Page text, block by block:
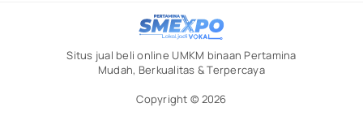
Situs jual beli online UMKM binaan Pertamina
Mudah, Berkualitas & Terpercaya
Copyright © 2026